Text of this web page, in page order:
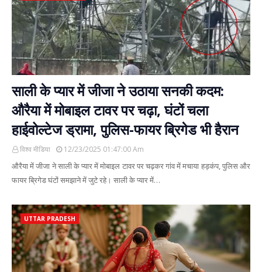
साली के प्यार में जीजा ने उठाया सनकी कदम:
औरैया में मोबाइल टावर पर चढ़ा, घंटों चला
हाईवोल्टेज ड्रामा, पुलिस-फायर ब्रिगेड भी हैरान
विश्व मीडिया 12/23/2025 01:47:00 Am
औरैया में जीजा ने साली के प्यार में मोबाइल टावर पर चढ़कर गांव में मचाया हड़कंप, पुलिस और
फायर ब्रिगेड घंटों समझाने में जुटे रहे। साली के प्यार में…
UTTAR PRADESH